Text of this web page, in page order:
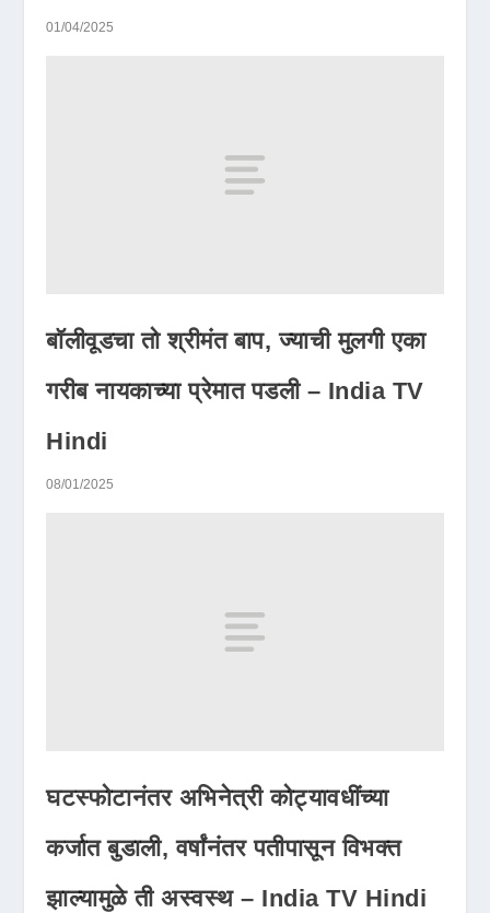
01/04/2025
बॉलीवूडचा तो श्रीमंत बाप, ज्याची मुलगी एका
गरीब नायकाच्या प्रेमात पडली – India TV
Hindi
08/01/2025
घटस्फोटानंतर अभिनेत्री कोट्यावधींच्या
कर्जात बुडाली, वर्षांनंतर पतीपासून विभक्त
झाल्यामुळे ती अस्वस्थ – India TV Hindi